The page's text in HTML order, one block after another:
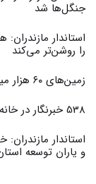
جنگل‌ها شد
استاندار
را روشن‌تر می‌کند
زمین‌های ۶۰ هزار میلیارد ریالی سواحل غرب مازندران رفع تصرف شد
538 خبرنگار در خانه مطبوعات مازندران عضویت دارند
استاندار
و یاران توسعه